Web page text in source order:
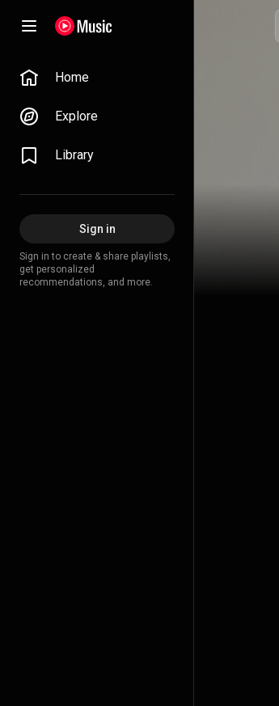
Home
Explore
Library
Sign in
Sign in to create & share playlists,
get personalized
recommendations, and more.